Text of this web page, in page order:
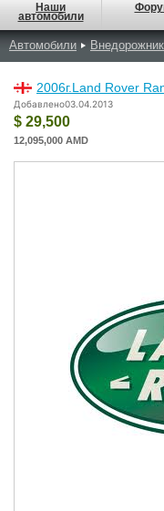
Наши
автомобили
Автомобили Внедорожник
2006г.Land Rover
Добавлено03.04.2013
$ 29,500
12,095,000 AMD